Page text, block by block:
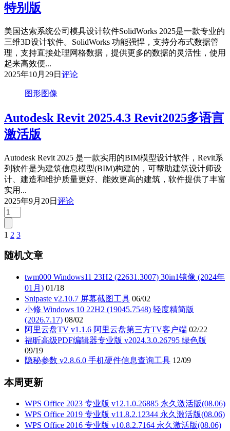
特别版
美国达索系统公司模具设计软件SolidWorks 2025是一款专业的
三维3D设计软件。SolidWorks 功能强悍，支持分布式数据管
理，支持直接处理网格数据，提供更多的数据的灵活性，使用
起来高效便...
2025年10月29日 评论
图形图像
Autodesk Revit 2025.4.3 Revit2025多语言
激活版
Autodesk Revit 2025 是一款实用的BIM模型设计软件，Revit系
列软件是为建筑信息模型(BIM)构建的，可帮助建筑设计师设
计、建造和维护质量更好、能效更高的建筑，软件提供了丰富
实用...
2025年9月20日 评论
文
章
1 2 3
随机文章
twm000 Windows11 23H2 (22631.3007) 30in1镜像 (2024年
01月) 01/18
Snipaste v2.10.7 屏幕截图工具 06/02
小修 Windows 10 22H2 (19045.7548) 轻度精简版
(2026.7.17) 08/02
阿里云盘TV v1.1.6 阿里云盘第三方TV客户端 02/22
福昕高级PDF编辑器专业版 v2024.3.0.26795 绿色版
09/19
隐秘参数 v2.8.6.0 手机硬件信息查询工具 12/09
本周更新
WPS Office 2023 专业版 v12.1.0.26885 永久激活版(08.06)
WPS Office 2019 专业版 v11.8.2.12344 永久激活版(08.06)
WPS Office 2016 专业版 v10.8.2.7164 永久激活版(08.06)